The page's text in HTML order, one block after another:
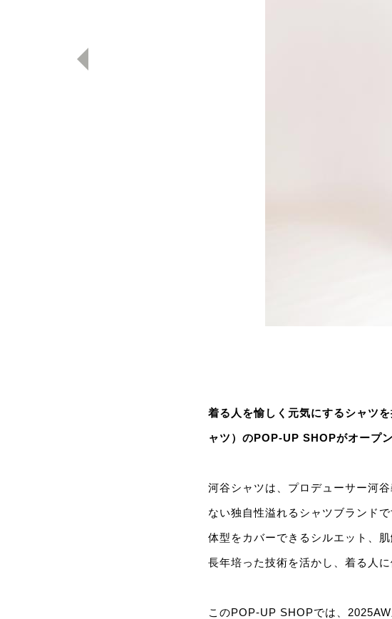
着る人を愉しく元気にするシャツ
ャツ）のPOP-UP SHOPがオープン
河谷シャツは、プロデューサー河
ない独自性溢れるシャツブランドで
体型をカバーできるシルエット、
長年培った技術を活かし、着る人
このPOP-UP SHOPでは、